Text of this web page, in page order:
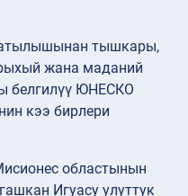
тышкары,
жана маданий
белгилүү ЮНЕСКО
кээ бирлери
областынын
Игуасу улуттук